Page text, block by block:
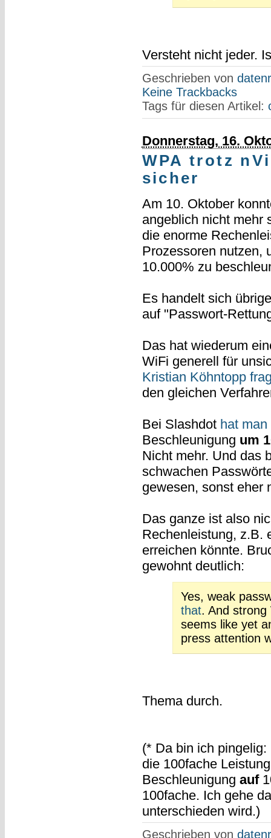
Versteht nicht jeder.
Geschrieben von
Keine Trackbacks
Tags für diesen Artikel:
Donnerstag, 16.
WPA trotz
sicher
Am 10. Oktober
angeblich nicht mehr
die enorme
Prozessoren nutzen,
10.000% zu
Es handelt sich
auf "Passwort-
Das hat wiederum
WiFi generell für
Kristian Köhntopp
den gleichen
Bei Slashdot hat
Beschleunigung um
Nicht mehr. Und das
schwachen
gewesen, sonst eher
Das ganze ist also
Rechenleistung, z.B.
erreichen könnte.
gewohnt deutlich:
Yes, weak
that. And strong
seems like yet
press attention
Thema durch.
(* Da bin ich
die 100fache
Beschleunigung auf
100fache. Ich gehe
unterschieden wird.)
Geschrieben von